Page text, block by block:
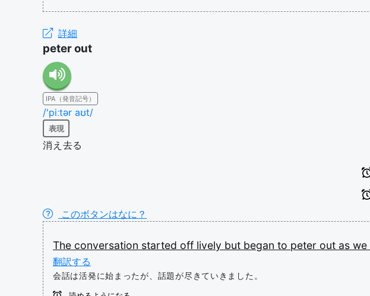
詳細
peter out
IPA（発音記号）
/'piːtər aʊt/
表現
消え去る
このボタンはなに？
The conversation started off lively but began to peter out as we
翻訳する
会話は活発に始まったが、話題が尽きていきました。